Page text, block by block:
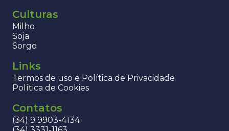
Culturas
Milho
Soja
Sorgo
Links
Termos de uso e Política de Privacidade
Política de Cookies
Contatos
(34) 9 9903-4134